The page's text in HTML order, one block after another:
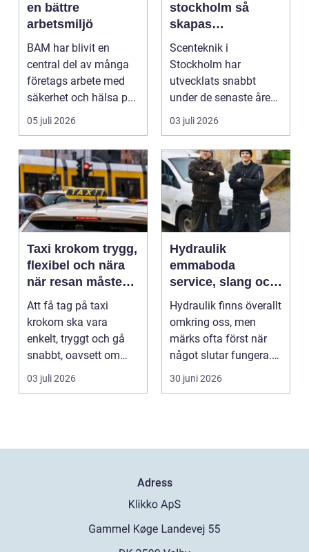
en bättre
arbetsmiljö
BAM har blivit en
central del av många
företags arbete med
säkerhet och hälsa p...
05 juli 2026
stockholm så
skapas
minnesvärda
upplevelser på
scen
Scenteknik i
Stockholm har
utvecklats snabbt
under de senaste åren.
Publiken förväntar sig i
dag mer...
03 juli 2026
Taxi krokom trygg,
flexibel och nära
när resan måste
fungera
Att få tag på taxi
krokom ska vara
enkelt, tryggt och gå
snabbt, oavsett om
resan gäller jobbet,
bar...
03 juli 2026
Hydraulik
emmaboda
service, slang och
smarta lösningar
nära till hands
Hydraulik finns överallt
omkring oss, men
märks ofta först när
något slutar fungera.
Maskiner stanna...
30 juni 2026
Adress